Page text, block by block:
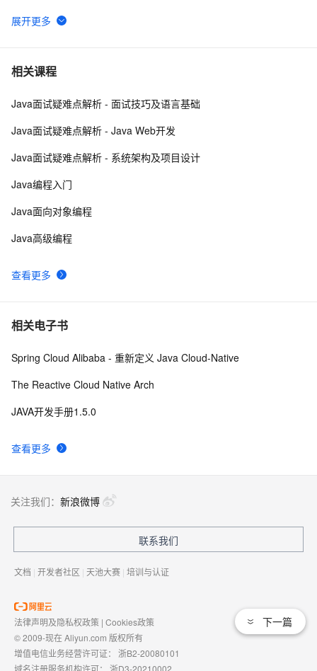
高度
6 Java 注解 阐释 hibernate ORM
7 java 中的多线程   内部类实现 数据共享 和 Runnable实
8 Java程序利用main函数中args参数实现参数的传递
破 1 万次！
102. Java中的垃圾收集 - GC参考手册
相关课程
查看更多
Java面试疑难点解析 - 面试技巧及语言基础
Java面试疑难点解析 - Java Web开发
Java面试疑难点解析 - 系统架构及项目设计
Java编程入门
Java面向对象编程
Java高级编程
相关电子书
查看更多
Spring Cloud Alibaba - 重新定义 Java Cloud-Native
The Reactive Cloud Native Arch
JAVA开发手册1.5.0
下一篇
关注我们： 新浪微博
联系我们
文档 | 开发者社区 | 天池大赛 | 培训与认证
法律声明及隐私权政策 | Cookies政策
© 2009-现在 Aliyun.com 版权所有
增值电信业务经营许可证： 浙B2-20080101
域名注册服务机构许可： 浙D3-20210002